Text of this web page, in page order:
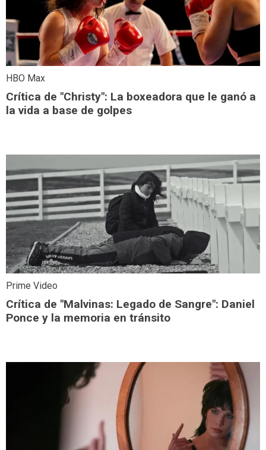
HBO Max
Crítica de "Christy": La boxeadora que le ganó a
la vida a base de golpes
Prime Video
Crítica de "Malvinas: Legado de Sangre": Daniel
Ponce y la memoria en tránsito